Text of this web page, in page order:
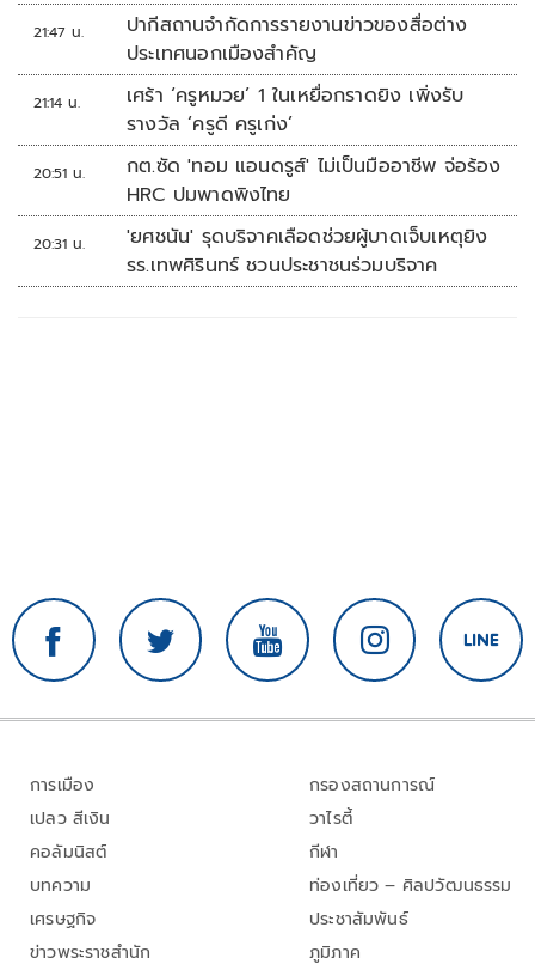
21:47 น.
ปากีสถานจำกัดการรายงานข่าวของสื่อต่าง
ประเทศนอกเมืองสำคัญ
21:14 น.
เศร้า ‘ครูหมวย’ 1 ในเหยื่อกราดยิง เพิ่งรับ
รางวัล ‘ครูดี ครูเก่ง’
20:51 น.
กต.ซัด 'ทอม แอนดรูส์' ไม่เป็นมืออาชีพ จ่อร้อง
HRC ปมพาดพิงไทย
20:31 น.
'ยศชนัน' รุดบริจาคเลือดช่วยผู้บาดเจ็บเหตุยิง
รร.เทพศิรินทร์ ชวนประชาชนร่วมบริจาค
การเมือง
เปลว สีเงิน
คอลัมนิสต์
บทความ
เศรษฐกิจ
ข่าวพระราชสำนัก
กรองสถานการณ์
วาไรตี้
กีฬา
ท่องเที่ยว – ศิลปวัฒนธรรม
ประชาสัมพันธ์
ภูมิภาค